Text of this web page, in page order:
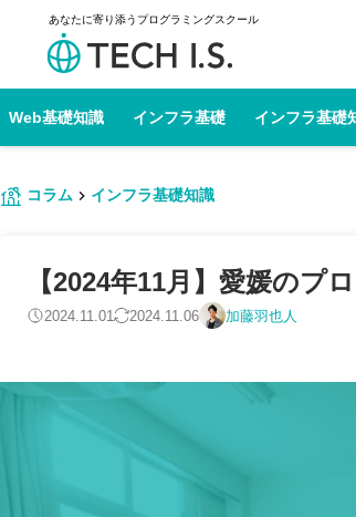
あなたに寄り添うプログラミングスクール
Web基礎知識 インフラ基礎 インフラ基礎
コラム インフラ基礎知識
【2024年11月】愛媛のプ
2024.11.01 2024.11.06 加藤羽也人